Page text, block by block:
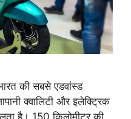
की सबसे एडवांस्ड
क्वालिटी और इलेक्ट्रिक
है। 150 किलोमीटर की